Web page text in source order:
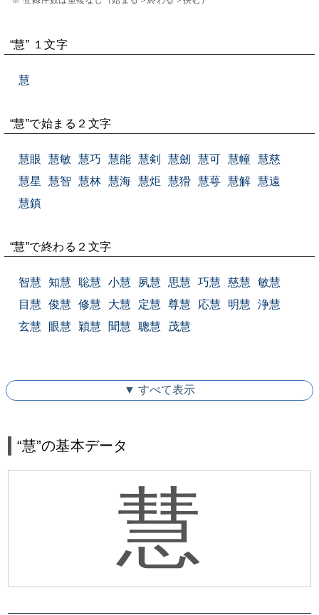
“慧” １文字
慧
“慧”で始まる２文字
慧眼 慧敏 慧巧 慧能 慧剣 慧劒 慧可 慧幢 慧慈
慧星
慧智 慧林 慧海 慧炬 慧猾 慧萼 慧解 慧遠
慧鎮
“慧”で終わる２文字
智慧 知慧 聡慧 小慧 夙慧 思慧 巧慧 慈慧 敏慧
目慧 俊慧 修慧 大慧 定慧 尊慧 応慧 明慧 浄慧
玄慧
眼慧 穎慧 聞慧 聰慧 茂慧
▼ すべて表示
“慧”の基本データ
慧